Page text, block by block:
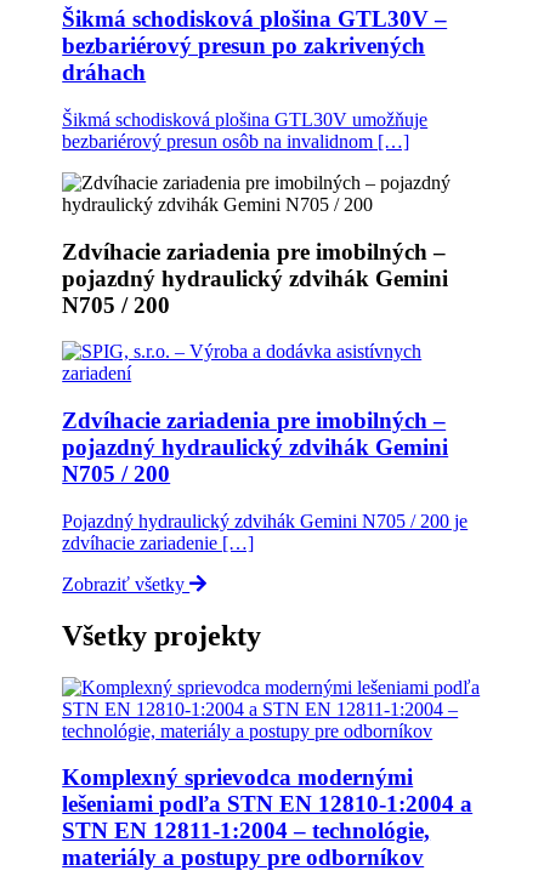
Šikmá schodisková plošina GTL30V –
bezbariérový presun po zakrivených
dráhach
Šikmá schodisková plošina GTL30V umožňuje
bezbariérový presun osôb na invalidnom […]
Zdvíhacie zariadenia pre imobilných –
pojazdný hydraulický zdvihák Gemini
N705 / 200
Zdvíhacie zariadenia pre imobilných –
pojazdný hydraulický zdvihák Gemini
N705 / 200
Pojazdný hydraulický zdvihák Gemini N705 / 200 je
zdvíhacie zariadenie […]
Zobraziť všetky
Všetky projekty
Komplexný sprievodca modernými
lešeniami podľa STN EN 12810-1:2004 a
STN EN 12811-1:2004 – technológie,
materiály a postupy pre odborníkov